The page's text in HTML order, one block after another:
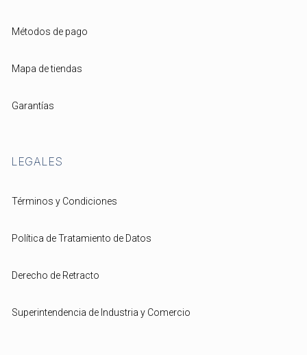
Métodos de pago
Mapa de tiendas
Garantías
LEGALES
Términos y Condiciones
Política de Tratamiento de Datos
Derecho de Retracto
Superintendencia de Industria y Comercio